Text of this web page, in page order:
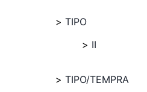
TIPO
II
TIPO/TEMPRA